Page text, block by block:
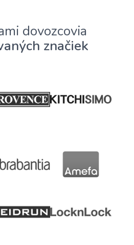
dovozcovia
značiek